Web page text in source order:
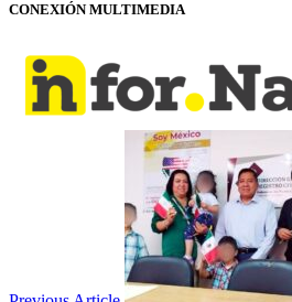
CONEXIÓN MULTIMEDIA